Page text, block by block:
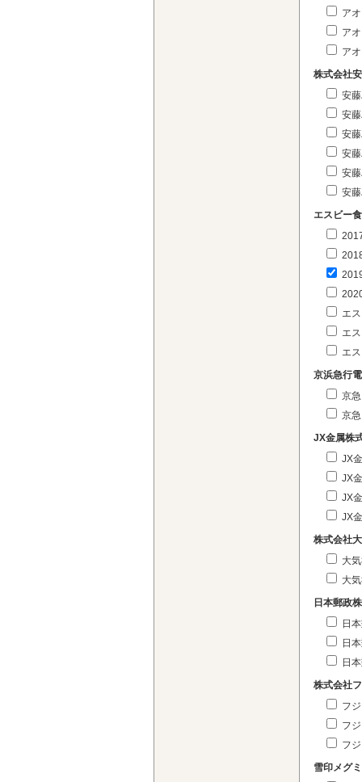
ア
ア
ア
株式会社
安
安
安
安
安
安
エスビー
エ
エ
エ
京浜急行
京
京
JX金属株
JX
JX
JX
JX
株式会社
大
大
日本郵政
日
日
日
株式会社
フ
フ
フ
雪印メグ